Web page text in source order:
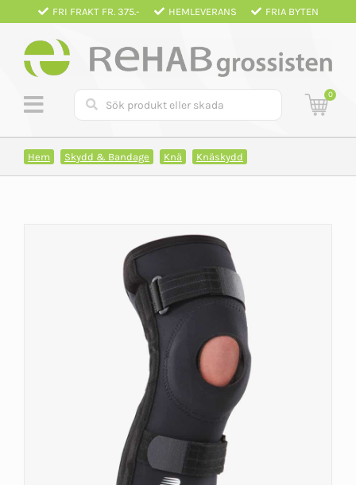
Fortsätt
innehållet
FRI FRAKT FR. 375.- HEMLEVERANS FRIA BYTEN
0
Hem Skydd & Bandage Knä Knäskydd